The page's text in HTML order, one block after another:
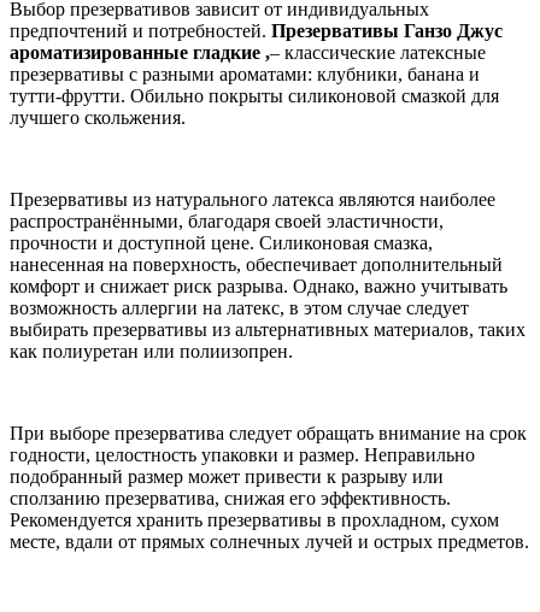
Выбор презервативов зависит от индивидуальных
предпочтений и потребностей. Презервативы Ганзо Джус
ароматизированные гладкие ,– классические латексные
презервативы с разными ароматами: клубники, банана и
тутти-фрутти. Обильно покрыты силиконовой смазкой для
лучшего скольжения.
Презервативы из натурального латекса являются наиболее
распространёнными, благодаря своей эластичности,
прочности и доступной цене. Силиконовая смазка,
нанесенная на поверхность, обеспечивает дополнительный
комфорт и снижает риск разрыва. Однако, важно учитывать
возможность аллергии на латекс, в этом случае следует
выбирать презервативы из альтернативных материалов, таких
как полиуретан или полиизопрен.
При выборе презерватива следует обращать внимание на срок
годности, целостность упаковки и размер. Неправильно
подобранный размер может привести к разрыву или
сползанию презерватива, снижая его эффективность.
Рекомендуется хранить презервативы в прохладном, сухом
месте, вдали от прямых солнечных лучей и острых предметов.